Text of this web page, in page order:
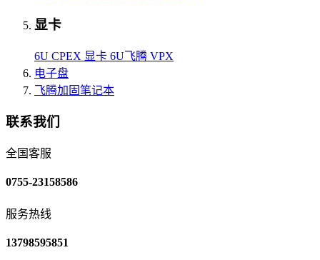
显卡
6U CPEX 显卡 6U飞腾 VPX
电子盘
飞腾加固笔记本
联系我们
全国客服
0755-23158586
服务热线
13798595851